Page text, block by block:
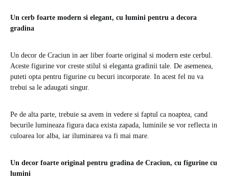
Un cerb foarte modern si elegant, cu lumini pentru a decora
gradina
Un decor de Craciun in aer liber foarte original si modern este cerbul.
Aceste figurine vor creste stilul si eleganta gradinii tale. De asemenea,
puteti opta pentru figurine cu becuri incorporate. In acest fel nu va
trebui sa le adaugati singur.
Pe de alta parte, trebuie sa avem in vedere si faptul ca noaptea, cand
becurile lumineaza figura daca exista zapada, luminile se vor reflecta in
culoarea lor alba, iar iluminarea va fi mai mare.
Un decor foarte original pentru gradina de Craciun, cu figurine cu
lumini